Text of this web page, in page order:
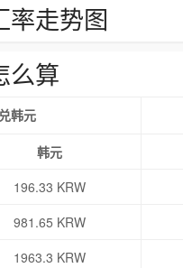
率走势图
么算
韩元
韩元
196.33 KRW
981.65 KRW
1963.3 KRW